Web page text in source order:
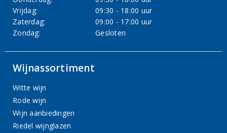
Vrijdag:
09:30 - 18:00 uur
Zaterdag:
09:00 - 17:00 uur
Zondag:
Gesloten
Wijnassortiment
Witte wijn
Rode wijn
Wijn aanbiedingen
Riedel wijnglazen